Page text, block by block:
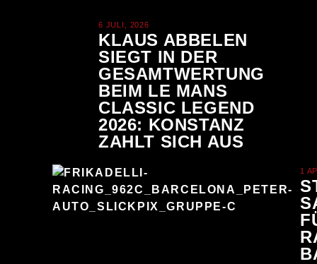
6 JULI, 2026
KLAUS ABBELEN
SIEGT IN DER
GESAMTWERTUNG
BEIM LE MANS
CLASSIC LEGEND
2026: KONSTANZ
ZAHLT SICH AUS
1